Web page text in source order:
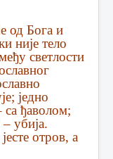
од Бога и
није тело
светлости
једно
са ђаволом;
убија.
отров, а